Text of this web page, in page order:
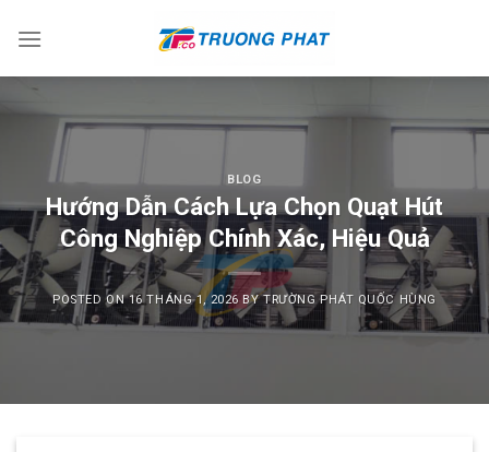
BLOG
Hướng Dẫn Cách Lựa Chọn Quạt Hút
Công Nghiệp Chính Xác, Hiệu Quả
POSTED ON16 THÁNG 1, 2026 BYTRƯỜNG PHÁT QUỐC HÙNG